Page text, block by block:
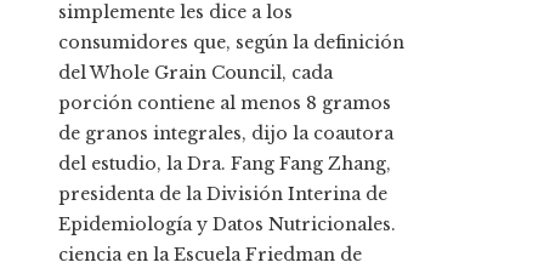
simplemente les dice a los
consumidores que, según la definición
del Whole Grain Council, cada
porción contiene al menos 8 gramos
de granos integrales, dijo la coautora
del estudio, la Dra. Fang Fang Zhang,
presidenta de la División Interina de
Epidemiología y Datos Nutricionales.
ciencia en la Escuela Friedman de